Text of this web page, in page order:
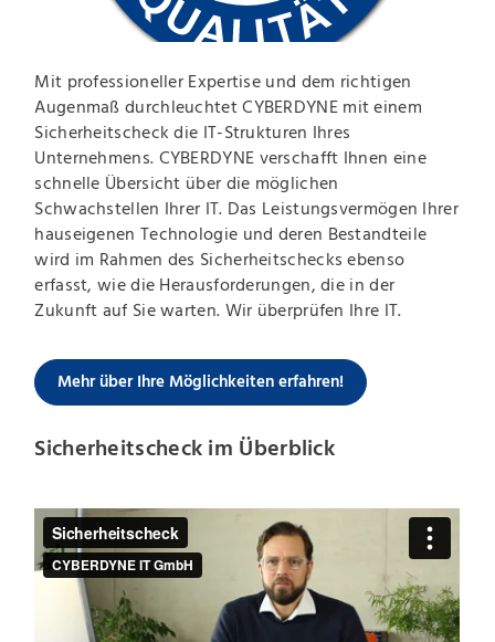
Mit professioneller Expertise und dem richtigen
Augenmaß durchleuchtet CYBERDYNE mit einem
Sicherheitscheck die IT-Strukturen Ihres
Unternehmens. CYBERDYNE verschafft Ihnen eine
schnelle Übersicht über die möglichen
Schwachstellen Ihrer IT. Das Leistungsvermögen Ihrer
hauseigenen Technologie und deren Bestandteile
wird im Rahmen des Sicherheitschecks ebenso
erfasst, wie die Herausforderungen, die in der
Zukunft auf Sie warten. Wir überprüfen Ihre IT.
Mehr über Ihre Möglichkeiten erfahren!
Sicherheitscheck im Überblick